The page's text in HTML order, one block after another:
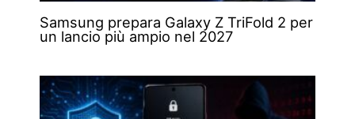
Samsung prepara Galaxy Z TriFold 2 per
un lancio più ampio nel 2027